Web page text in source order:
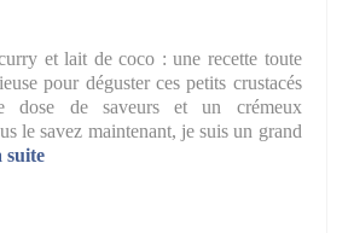
et lait de coco : une recette toute
pour déguster ces petits crustacés
dose de saveurs et un crémeux
le savez maintenant, je suis un grand
suite­­